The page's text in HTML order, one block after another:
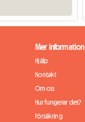
Mer information
Hjälp
Kontakt
Om oss
Hur fungerar det?
Försäkring